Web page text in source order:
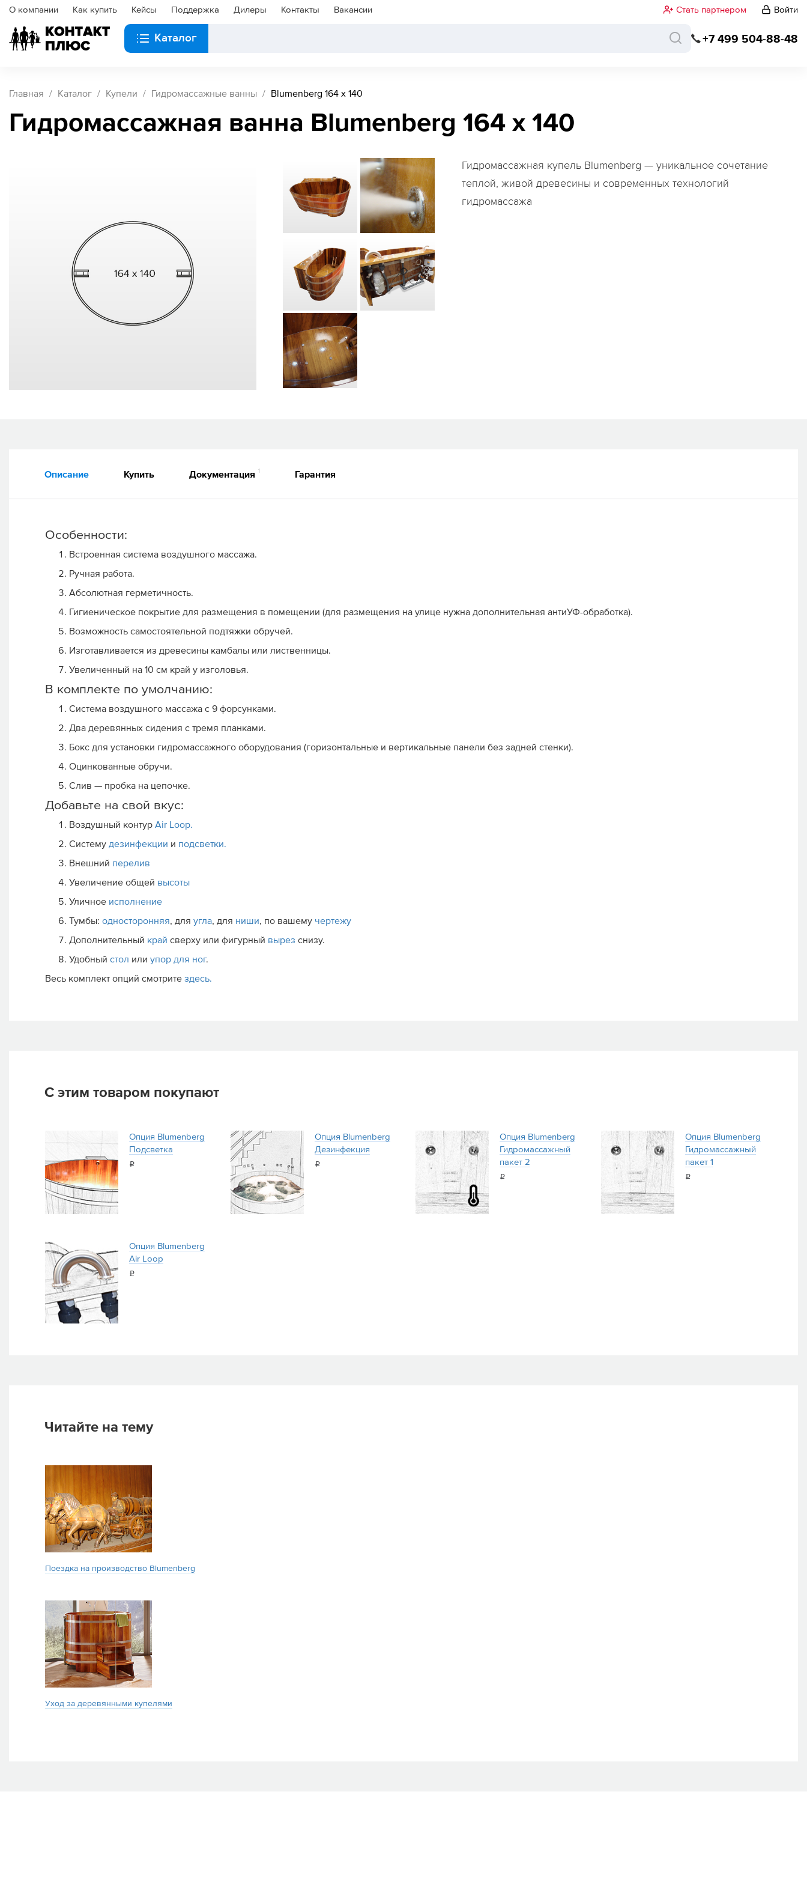
О компании Как купить Кейсы Поддержка Дилеры Контакты Вакансии Стать партнером Войти
Каталог +7 499 504-88-48
Главная Каталог Купели Гидромассажные ванны Blumenberg 164 x 140
Гидромассажная ванна Blumenberg 164 x 140
Гидромассажная купель Blumenberg — уникальное сочетание
теплой, живой древесины и современных технологий
гидромассажа
Описание Купить Документация 1 Гарантия
Особенности:
Встроенная система воздушного массажа.
Ручная работа.
Абсолютная герметичность.
Гигиеническое покрытие для размещения в помещении (для размещения на улице нужна дополнительная антиУФ-обработка).
Возможность самостоятельной подтяжки обручей.
Изготавливается из древесины камбалы или лиственницы.
Увеличенный на 10 см край у изголовья.
В комплекте по умолчанию:
Система воздушного массажа с 9 форсунками.
Два деревянных сидения с тремя планками.
Бокс для установки гидромассажного оборудования (горизонтальные и вертикальные панели без задней стенки).
Оцинкованные обручи.
Слив — пробка на цепочке.
Добавьте на свой вкус:
Воздушный контур Air Loop.
Систему дезинфекции и подсветки.
Внешний перелив
Увеличение общей высоты
Уличное исполнение
Тумбы: односторонняя, для угла, для ниши, по вашему чертежу
Дополнительный край сверху или фигурный вырез снизу.
Удобный стол или упор для ног.
Весь комплект опций смотрите здесь.
С этим товаром покупают
Опция Blumenberg
Подсветка
i
Опция Blumenberg
Дезинфекция
i
Опция Blumenberg
Гидромассажный
пакет 2
i
Опция Blumenberg
Гидромассажный
пакет 1
i
Опция Blumenberg
Air Loop
i
Читайте на тему
Поездка на производство Blumenberg
Уход за деревянными купелями